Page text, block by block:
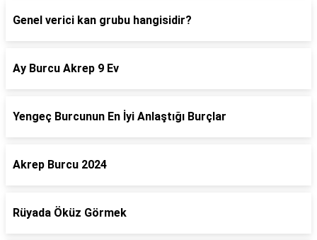
Genel verici kan grubu hangisidir?
Ay Burcu Akrep 9 Ev
Yengeç Burcunun En İyi Anlaştığı Burçlar
Akrep Burcu 2024
Rüyada Öküz Görmek